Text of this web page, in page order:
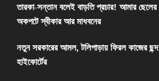
তারকা-সন্তান বলেই বাড়তি প্রচার! আমার
অকপটে স্বীকার আর মাধবনের
নতুন সরকারের আমল, টলিপাড়ায় ফিরল কাজের
হাইকোর্টের